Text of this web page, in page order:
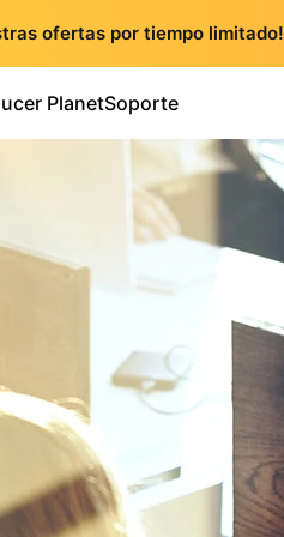
ofertas por tiempo limitado!
PlanetSoporte